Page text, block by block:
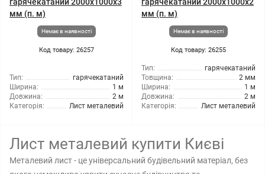
мм (п. м)
Немає в наявності
Код товару: 26257
Тип:
гарячекатаний
Ширина:
1 м
Довжина:
2 м
Категорія:
Лист металевий
мм (п. м)
Немає в наявності
Код товару: 26255
Тип:
гарячекатаний
Товщина:
2 мм
Ширина:
1 м
Довжина:
2 м
Категорія:
Лист металевий
Лист металевий купити Києві
Металевий лист - це універсальний будівельний матеріал, без